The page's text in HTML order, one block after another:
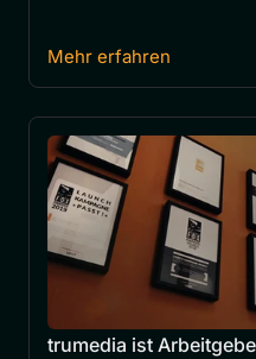
Mehr erfahren
trumedia ist